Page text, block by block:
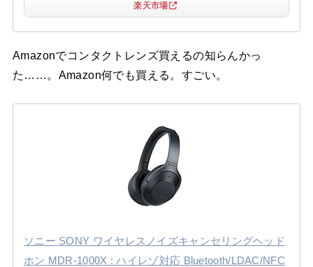
楽天市場
Amazonでコンタクトレンズ買えるの知らんかっ
た……。Amazon何でも買える。すごい。
ソニー SONY ワイヤレスノイズキャンセリングヘッド
ホン MDR-1000X : ハイレゾ対応 Bluetooth/LDAC/NFC